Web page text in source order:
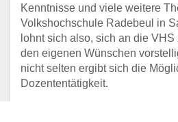
Kenntnisse und viele weitere
Volkshochschule Radebeul in
lohnt sich also, sich an die
den eigenen Wünschen
nicht selten ergibt sich die
Dozententätigkeit.